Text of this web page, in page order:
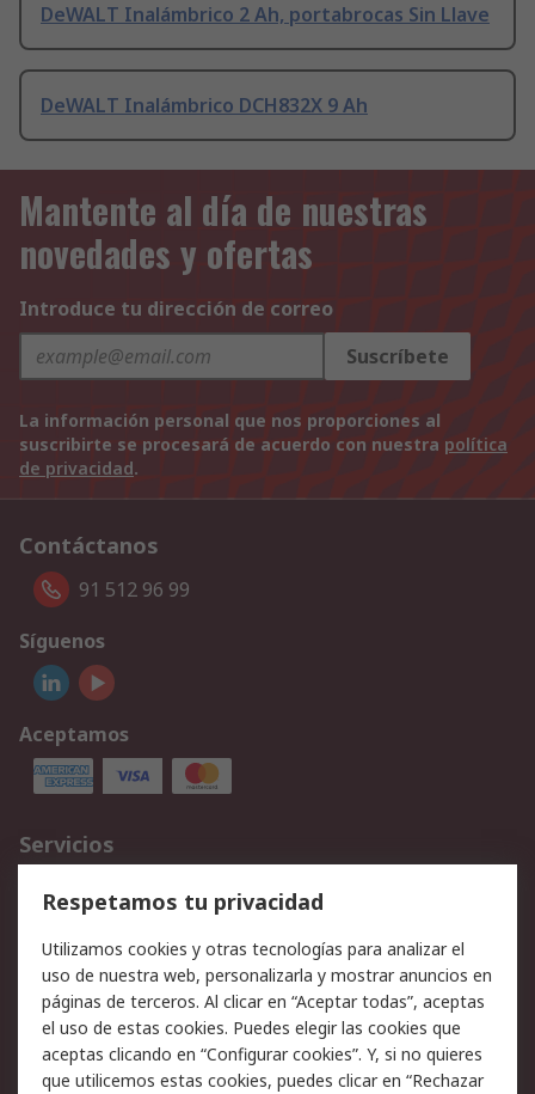
DeWALT Inalámbrico 2 Ah, portabrocas Sin Llave
DeWALT Inalámbrico DCH832X 9 Ah
Mantente al día de nuestras
novedades y ofertas
Introduce tu dirección de correo
Suscríbete
La información personal que nos proporciones al
suscribirte se procesará de acuerdo con nuestra política
de privacidad.
Contáctanos
91 512 96 99
Síguenos
Aceptamos
Servicios
Cómo realizar pedidos
Devoluciones
Facturación y pago
Ofertas
Soporte técnico
Legal
Aviso legal
Política de privacidad -
Respetamos tu privacidad
Utilizamos cookies y otras tecnologías para analizar el
uso de nuestra web, personalizarla y mostrar anuncios en
páginas de terceros. Al clicar en “Aceptar todas”, aceptas
el uso de estas cookies. Puedes elegir las cookies que
aceptas clicando en “Configurar cookies”. Y, si no quieres
que utilicemos estas cookies, puedes clicar en “Rechazar